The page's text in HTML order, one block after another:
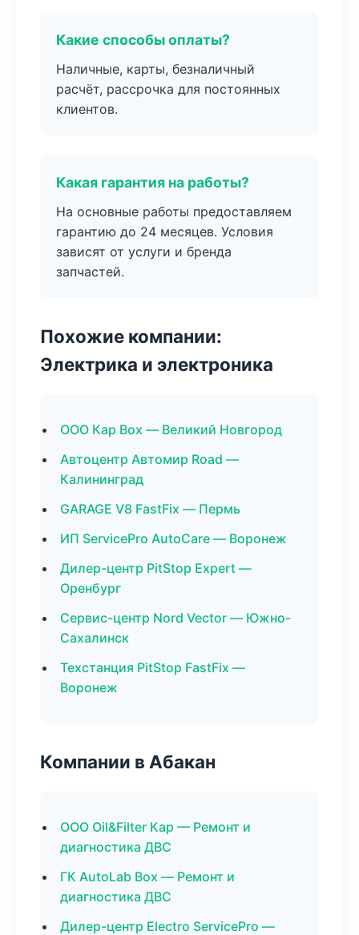
Какие способы оплаты?
Наличные, карты, безналичный
расчёт, рассрочка для постоянных
клиентов.
Какая гарантия на работы?
На основные работы предоставляем
гарантию до 24 месяцев. Условия
зависят от услуги и бренда
запчастей.
Похожие компании:
Электрика и электроника
ООО Кар Box — Великий Новгород
Автоцентр Автомир Road —
Калининград
GARAGE V8 FastFix — Пермь
ИП ServicePro AutoCare — Воронеж
Дилер-центр PitStop Expert —
Оренбург
Сервис-центр Nord Vector — Южно-
Сахалинск
Техстанция PitStop FastFix —
Воронеж
Компании в Абакан
ООО Oil&Filter Кар — Ремонт и
диагностика ДВС
ГК AutoLab Box — Ремонт и
диагностика ДВС
Дилер-центр Electro ServicePro —